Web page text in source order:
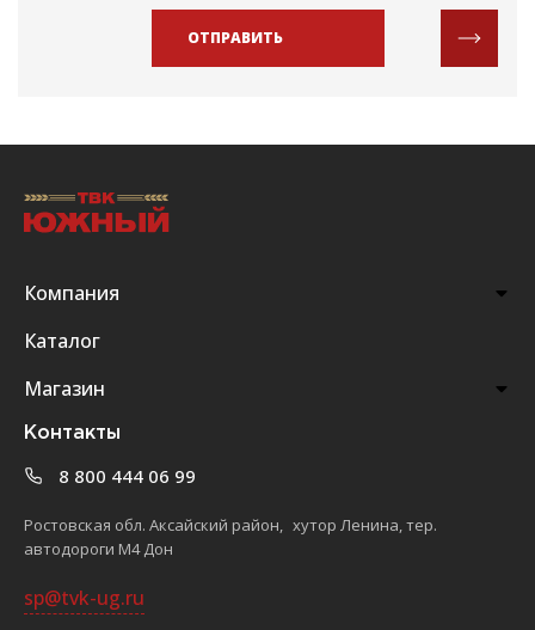
ОТПРАВИТЬ
Компания
Каталог
Магазин
Контакты
8 800 444 06 99
Ростовская обл. Аксайский район, хутор Ленина, тер.
автодороги М4 Дон
sp@tvk-ug.ru